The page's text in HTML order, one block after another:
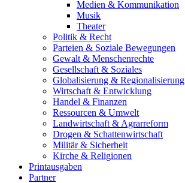
Medien & Kommunikation
Musik
Theater
Politik & Recht
Parteien & Soziale Bewegungen
Gewalt & Menschenrechte
Gesellschaft & Soziales
Globalisierung & Regionalisierung
Wirtschaft & Entwicklung
Handel & Finanzen
Ressourcen & Umwelt
Landwirtschaft & Agrarreform
Drogen & Schattenwirtschaft
Militär & Sicherheit
Kirche & Religionen
Printausgaben
Partner